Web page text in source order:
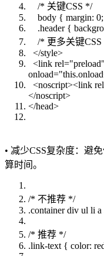
/* 关键CSS */
body { margin: 0;
.header {
/* 更多关键CSS
</style>
<link
<noscript><link
</noscript>
</head>
• 减少CSS复杂度：避
算时间。
/* 不推荐 */
.container div ul li
/* 推荐 */
.link-text { color: